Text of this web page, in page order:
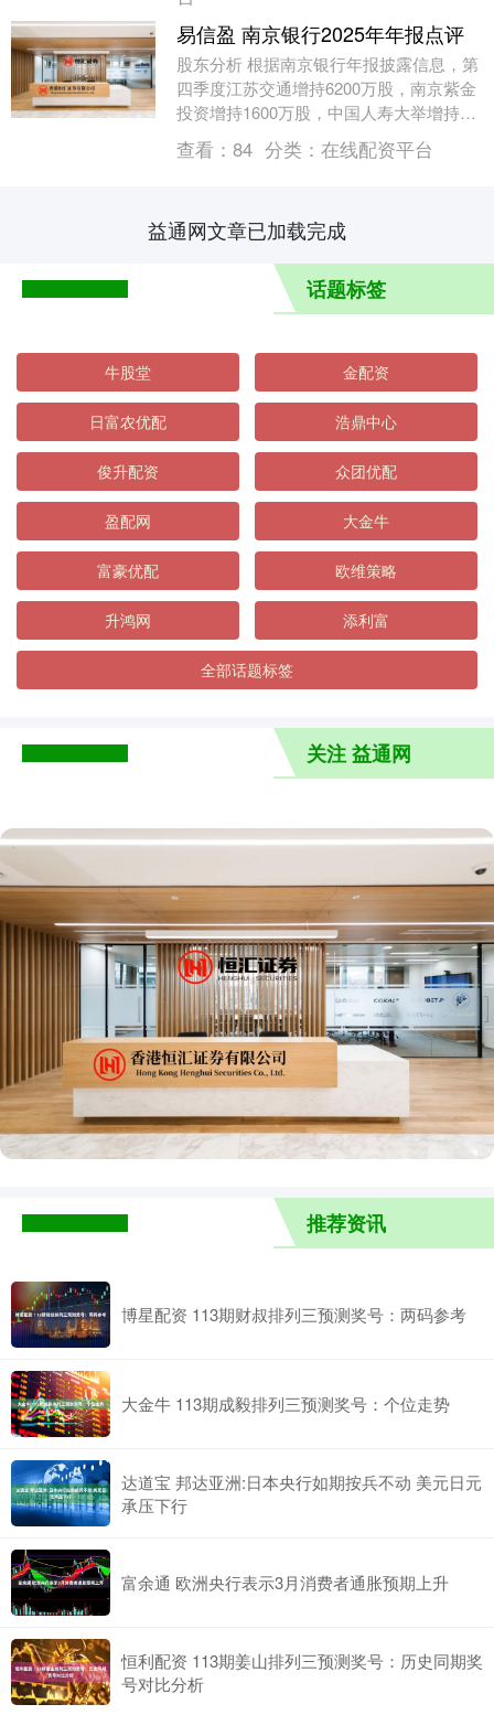
易信盈 南京银行2025年年报点评
股东分析 根据南京银行年报披露信息，第
四季度江苏交通增持6200万股，南京紫金
投资增持1600万股，中国人寿大举增持
9300万股，沪股通增持5300万股，法巴
再....
查看： 84 分类： 在线配资平台
益通网文章已加载完成
话题标签
牛股堂 金配资
日富农优配 浩鼎中心
俊升配资 众团优配
盈配网 大金牛
富豪优配 欧维策略
升鸿网 添利富
全部话题标签
关注 益通网
推荐资讯
博星配资 113期财叔排列三预测奖号：两码参考
大金牛 113期成毅排列三预测奖号：个位走势
达道宝 邦达亚洲:日本央行如期按兵不动 美元日元
承压下行
富余通 欧洲央行表示3月消费者通胀预期上升
恒利配资 113期姜山排列三预测奖号：历史同期奖
号对比分析